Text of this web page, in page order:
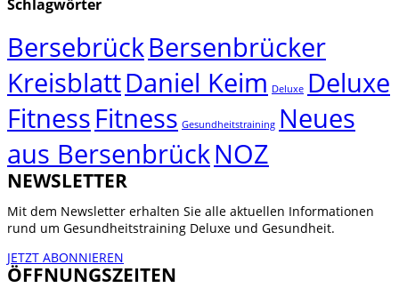
Schlagwörter
BersebrückBersenbrücker
KreisblattDaniel Keim Deluxe Deluxe
FitnessFitness Gesundheitstraining Neues
aus BersenbrückNOZ
NEWSLETTER
Mit dem Newsletter erhalten Sie alle aktuellen Informationen
rund um Gesundheitstraining Deluxe und Gesundheit.
JETZT ABONNIEREN
ÖFFNUNGSZEITEN